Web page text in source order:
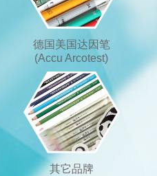
德国美国达因笔
(Accu Arcotest)
其它品牌